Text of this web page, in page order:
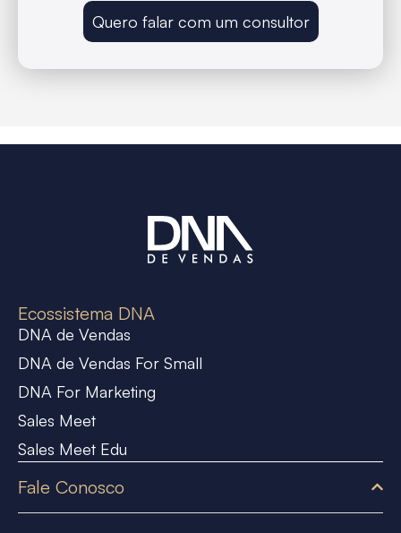
Quero falar com um consultor
Ecossistema DNA
DNA de Vendas
DNA de Vendas For Small
DNA For Marketing
Sales Meet
Sales Meet Edu
Fale Conosco